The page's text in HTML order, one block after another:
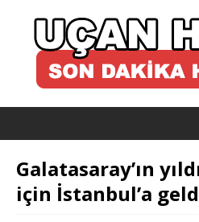
Galatasaray’ın
için İstanbul’a